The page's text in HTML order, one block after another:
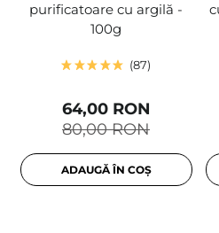
purificatoare cu argilă -
100g
87
80,00 RON
64,00 RON
ADAUGĂ ÎN COȘ